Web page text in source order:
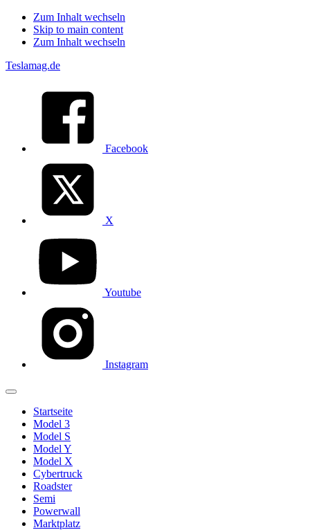
Zum Inhalt wechseln
Skip to main content
Zum Inhalt wechseln
Teslamag.de
Facebook
X
Youtube
Instagram
Startseite
Model 3
Model S
Model Y
Model X
Cybertruck
Roadster
Semi
Powerwall
Marktplatz